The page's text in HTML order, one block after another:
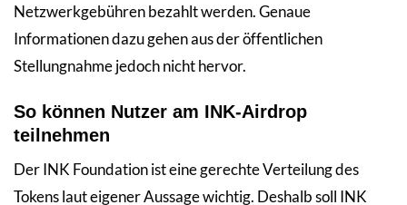
Netzwerkgebühren bezahlt werden. Genaue
Informationen dazu gehen aus der öffentlichen
Stellungnahme jedoch nicht hervor.
So können Nutzer am INK-Airdrop
teilnehmen
Der INK Foundation ist eine gerechte Verteilung des
Tokens laut eigener Aussage wichtig. Deshalb soll INK